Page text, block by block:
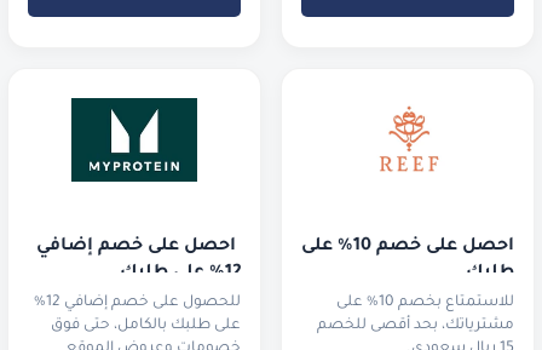
احصل على خصم 10% على
طلبك
للاستمتاع بخصم 10% على
مشترياتك، بحد أقصى للخصم
احصل على خصم إضافي
12% على طلبك
للحصول على خصم إضافي 12%
على طلبك بالكامل، حتى فوق